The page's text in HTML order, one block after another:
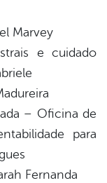
Marvey
e cuidado
– Oficina de
para
Fernanda